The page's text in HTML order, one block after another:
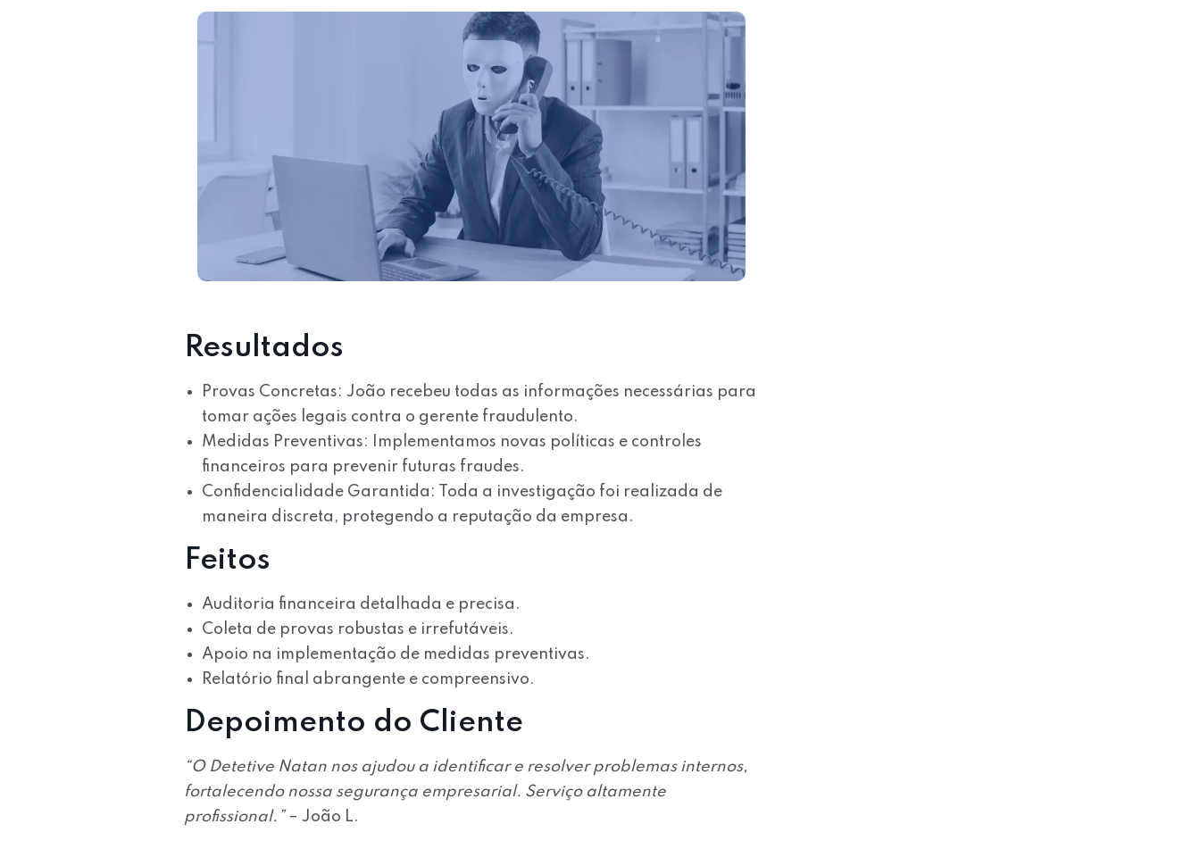
Resultados
Provas Concretas: João recebeu todas as informações necessárias para
tomar ações legais contra o gerente fraudulento.
Medidas Preventivas: Implementamos novas políticas e controles
financeiros para prevenir futuras fraudes.
Confidencialidade Garantida: Toda a investigação foi realizada de
maneira discreta, protegendo a reputação da empresa.
Feitos
Auditoria financeira detalhada e precisa.
Coleta de provas robustas e irrefutáveis.
Apoio na implementação de medidas preventivas.
Relatório final abrangente e compreensivo.
Depoimento do Cliente
“O Detetive Natan nos ajudou a identificar e resolver problemas internos,
fortalecendo nossa segurança empresarial. Serviço altamente
profissional.”– João L.